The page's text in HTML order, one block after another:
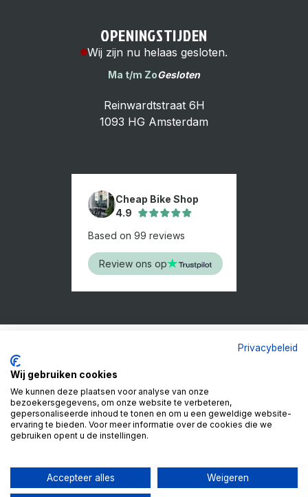
Cheap Bike Shop
4.9
Based on 99 reviews
Review ons op
OPENINGSTIJDEN
Wij zijn nu helaas gesloten.
Ma t/m ZoGesloten
Reinwardtstraat 6H
1093 HG Amsterdam
Privacybeleid
Wij gebruiken cookies
We kunnen deze plaatsen voor analyse van onze
bezoekersgegevens, om onze website te verbeteren,
gepersonaliseerde inhoud te tonen en om u een geweldige website-
ervaring te bieden. Voor meer informatie over de cookies die we
gebruiken opent u de instellingen.
Accepteer alles Weigeren